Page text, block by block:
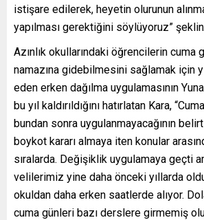
istişare edilerek, heyetin olurunun
yapılması gerektiğini söylüyoruz”
Azınlık okullarındaki öğrencilerin cuma
namazına gidebilmesini sağlamak için
eden erken dağılma uygulamasının
bu yıl kaldırıldığını hatırlatan Kara,
bundan sonra uygulanmayacağının
boykot kararı almaya iten konular
sıralarda. Değişiklik uygulamaya geçti
velilerimiz yine daha önceki yıllarda
okuldan daha erken saatlerde alıyor.
cuma günleri bazı derslere girmemiş